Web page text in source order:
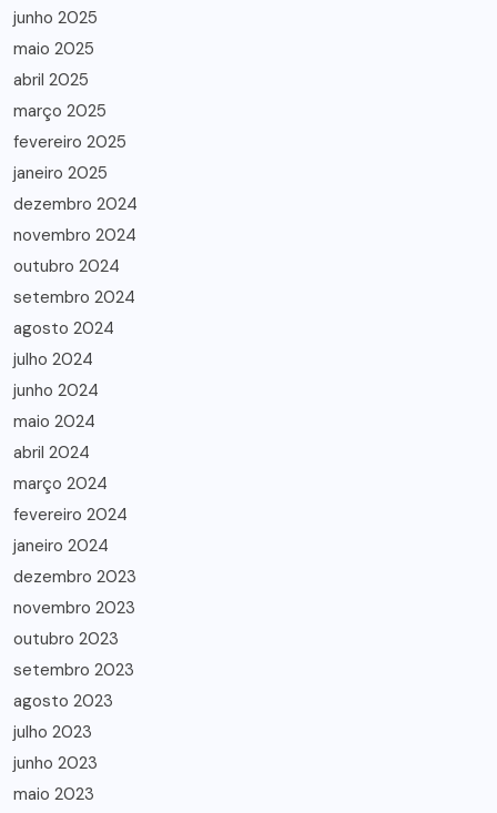
junho 2025
maio 2025
abril 2025
março 2025
fevereiro 2025
janeiro 2025
dezembro 2024
novembro 2024
outubro 2024
setembro 2024
agosto 2024
julho 2024
junho 2024
maio 2024
abril 2024
março 2024
fevereiro 2024
janeiro 2024
dezembro 2023
novembro 2023
outubro 2023
setembro 2023
agosto 2023
julho 2023
junho 2023
maio 2023